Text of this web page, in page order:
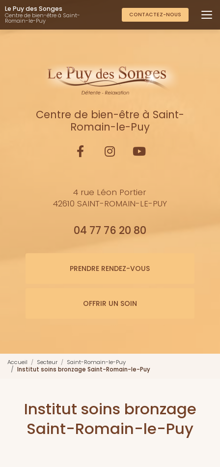
Aller
au
contenu
principal
Le Puy des Songes
Centre de bien-être à Saint-
Romain-le-Puy
CONTACTEZ-NOUS
Centre de bien-être à Saint-
Romain-le-Puy
4 rue Léon Portier
42610 SAINT-ROMAIN-LE-PUY
04 77 76 20 80
PRENDRE RENDEZ-VOUS
OFFRIR UN SOIN
Accueil Secteur
Saint-Romain-le-Puy
Institut soins bronzage Saint-Romain-le-Puy
Institut soins bronzage
Saint-Romain-le-Puy